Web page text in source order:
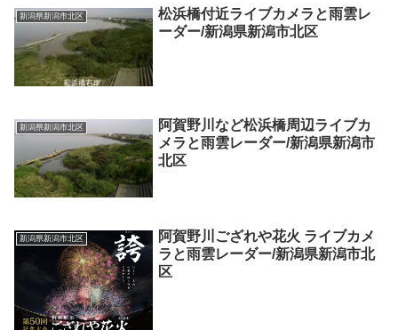
新潟県新潟市北区
松浜橋付近ライブカメラと雨雲レ
ーダー/新潟県新潟市北区
新潟県新潟市北区
阿賀野川など松浜橋周辺ライブカ
メラと雨雲レーダー/新潟県新潟市
北区
新潟県新潟市北区
阿賀野川ござれや花火 ライブカメ
ラと雨雲レーダー/新潟県新潟市北
区